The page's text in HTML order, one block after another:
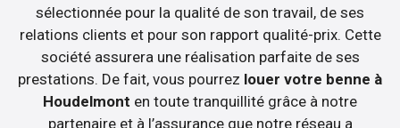
sélectionnée pour la qualité de son travail, de ses
relations clients et pour son rapport qualité-prix. Cette
société assurera une réalisation parfaite de ses
prestations. De fait, vous pourrez louer votre benne à
Houdelmont en toute tranquillité grâce à notre
partenaire et à l’assurance que notre réseau a